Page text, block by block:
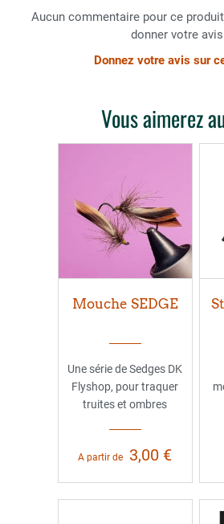
Aucun commentaire pour ce
donner votre
Donnez votre avis sur
Vous aimerez
Mouche SEDGE
Une série de Sedges DK
Flyshop, pour traquer
truites et ombres
A partir de 3,00 €